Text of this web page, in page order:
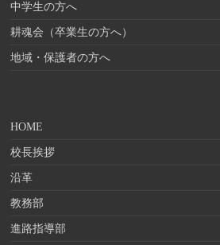
中学生の方へ
耕魂会（卒業生の方へ）
地域・保護者の方へ
HOME
校長挨拶
沿革
教務部
進路指導部